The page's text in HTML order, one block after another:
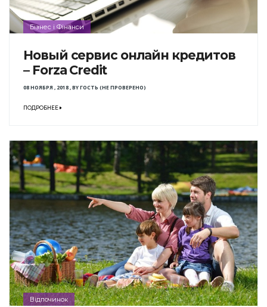
Бізнес і Фінанси
Новый сервис онлайн кредитов
– Forza Credit
08 НОЯБРЯ , 2018,BYГОСТЬ (НЕ ПРОВЕРЕНО)
ПОДРОБНЕЕ
Відпочинок